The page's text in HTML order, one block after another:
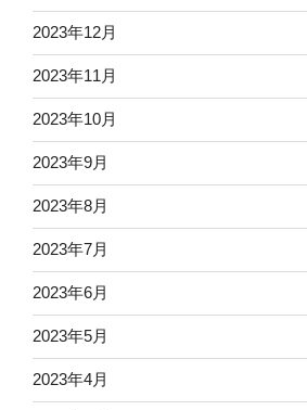
2023年12月
2023年11月
2023年10月
2023年9月
2023年8月
2023年7月
2023年6月
2023年5月
2023年4月